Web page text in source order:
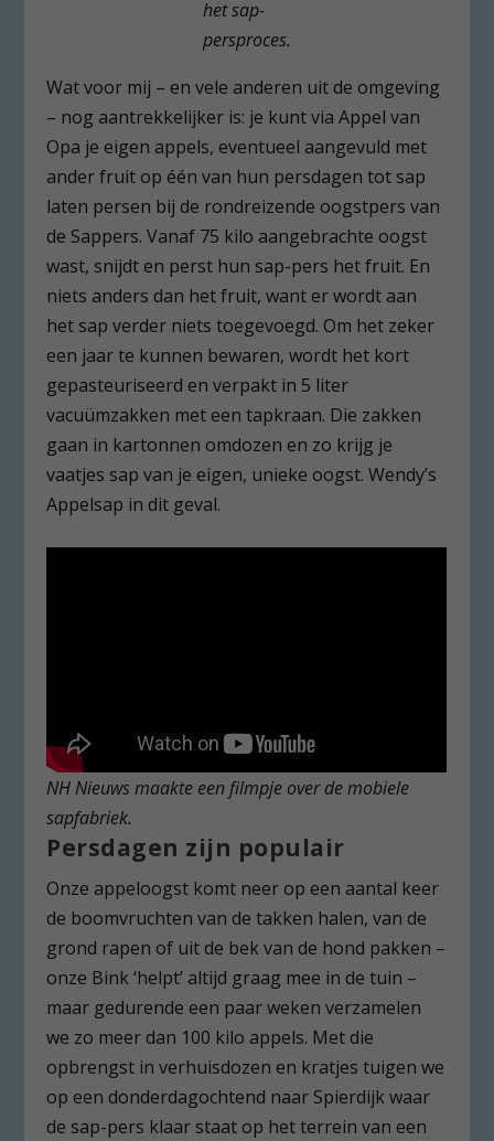
het sap-
persproces.
Wat voor mij – en vele anderen uit de omgeving
– nog aantrekkelijker is: je kunt via Appel van
Opa je eigen appels, eventueel aangevuld met
ander fruit op één van hun persdagen tot sap
laten persen bij de rondreizende oogstpers van
de Sappers. Vanaf 75 kilo aangebrachte oogst
wast, snijdt en perst hun sap-pers het fruit. En
niets anders dan het fruit, want er wordt aan
het sap verder niets toegevoegd. Om het zeker
een jaar te kunnen bewaren, wordt het kort
gepasteuriseerd en verpakt in 5 liter
vacuümzakken met een tapkraan. Die zakken
gaan in kartonnen omdozen en zo krijg je
vaatjes sap van je eigen, unieke oogst. Wendy’s
Appelsap in dit geval.
NH Nieuws maakte een filmpje over de mobiele
sapfabriek.
Persdagen zijn populair
Onze appeloogst komt neer op een aantal keer
de boomvruchten van de takken halen, van de
grond rapen of uit de bek van de hond pakken –
onze Bink ‘helpt’ altijd graag mee in de tuin –
maar gedurende een paar weken verzamelen
we zo meer dan 100 kilo appels. Met die
opbrengst in verhuisdozen en kratjes tuigen we
op een donderdagochtend naar Spierdijk waar
de sap-pers klaar staat op het terrein van een